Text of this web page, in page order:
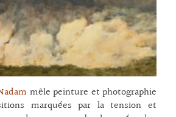
mêle peinture et photographie
marquées par la tension et